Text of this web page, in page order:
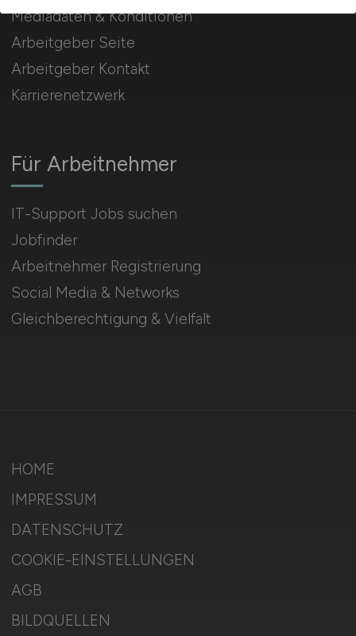
Für Arbeitnehmer
IT-Support Jobs suchen
Jobfinder
Arbeitnehmer Registrierung
Social Media & Networks
Gleichberechtigung & Vielfalt
Mediadaten & Konditionen
Arbeitgeber Seite
Arbeitgeber Kontakt
Karrierenetzwerk
HOME
IMPRESSUM
DATENSCHUTZ
COOKIE-EINSTELLUNGEN
AGB
BILDQUELLEN